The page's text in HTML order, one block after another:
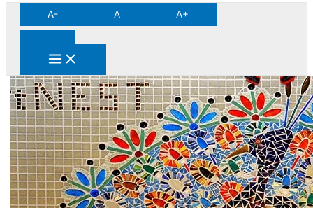
A-
A A+